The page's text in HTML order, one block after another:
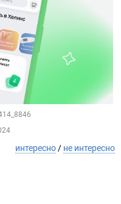
интересно / не интересно